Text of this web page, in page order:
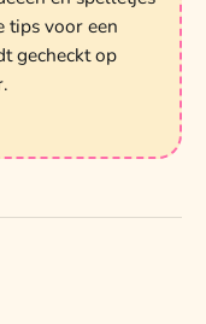
tips voor een
gecheckt op